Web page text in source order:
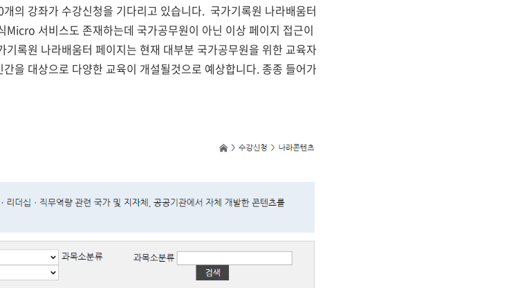
의 강좌가 수강신청을 기다리고 있습니다. 국가기록원 나라배움터
서비스도 존재하는데 국가공무원이 아닌 이상 페이지 접근이
록원 나라배움터 페이지는 현재 대부분 국가공무원을 위한 교육자
을 대상으로 다양한 교육이 개설될것으로 예상합니다. 종종 들어가